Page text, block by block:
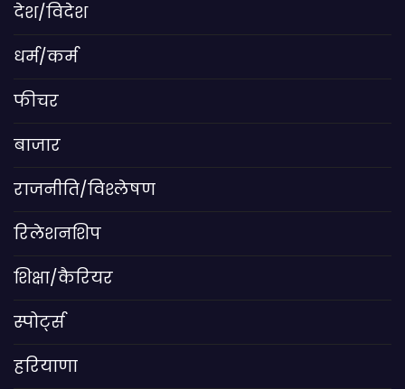
देश/विदेश
धर्म/कर्म
फीचर
बाजार
राजनीति/विश्लेषण
रिलेशनशिप
शिक्षा/कैरियर
स्पोर्ट्स
हरियाणा